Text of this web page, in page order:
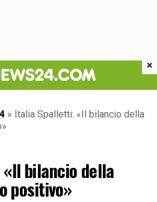
» Italia Spalletti: «Il bilancio della
bilancio della
positivo»
×